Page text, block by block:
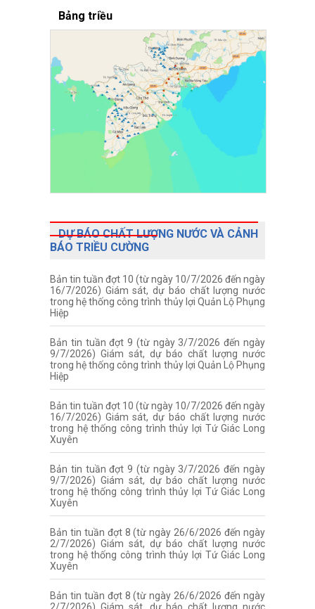
Bảng triều
DỰ BÁO CHẤT LƯỢNG NƯỚC VÀ CẢNH
BÁO TRIỀU CƯỜNG
Bản tin tuần đợt 10 (từ ngày 10/7/2026 đến ngày
16/7/2026) Giám sát, dự báo chất lượng nước
trong hệ thống công trình thủy lợi Quản Lộ Phụng
Hiệp
Bản tin tuần đợt 9 (từ ngày 3/7/2026 đến ngày
9/7/2026) Giám sát, dự báo chất lượng nước
trong hệ thống công trình thủy lợi Quản Lộ Phụng
Hiệp
Bản tin tuần đợt 10 (từ ngày 10/7/2026 đến ngày
16/7/2026) Giám sát, dự báo chất lượng nước
trong hệ thống công trình thủy lợi Tứ Giác Long
Xuyên
Bản tin tuần đợt 9 (từ ngày 3/7/2026 đến ngày
9/7/2026) Giám sát, dự báo chất lượng nước
trong hệ thống công trình thủy lợi Tứ Giác Long
Xuyên
Bản tin tuần đợt 8 (từ ngày 26/6/2026 đến ngày
2/7/2026) Giám sát, dự báo chất lượng nước
trong hệ thống công trình thủy lợi Tứ Giác Long
Xuyên
Bản tin tuần đợt 8 (từ ngày 26/6/2026 đến ngày